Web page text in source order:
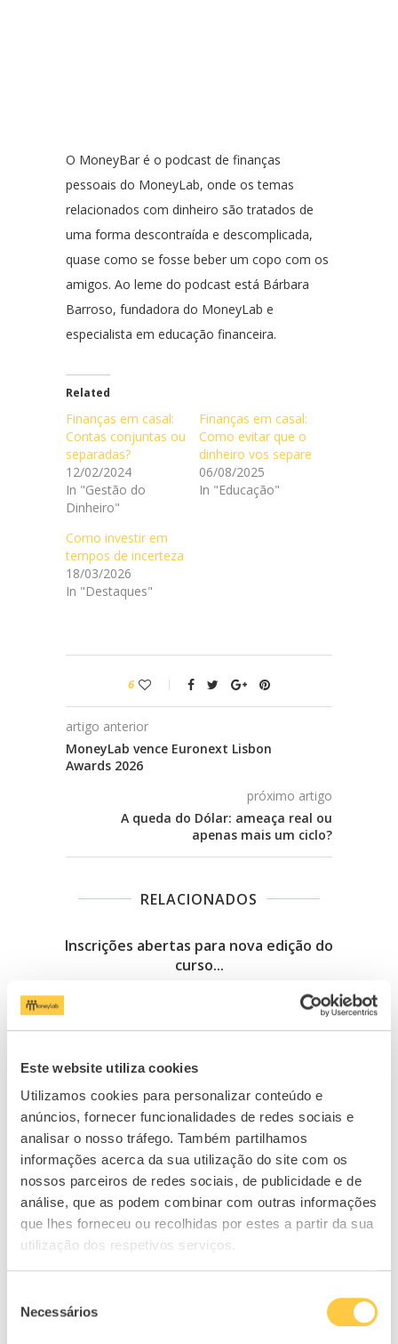
Este website utiliza cookies
Utilizamos cookies para personalizar conteúdo e
anúncios, fornecer funcionalidades de redes sociais e
analisar o nosso tráfego. Também partilhamos
informações acerca da sua utilização do site com os
nossos parceiros de redes sociais, de publicidade e de
análise, que as podem combinar com outras informações
que lhes forneceu ou recolhidas por estes a partir da sua
utilização dos respetivos serviços.
Necessários
O MoneyBar é o podcast de finanças
pessoais do MoneyLab, onde os temas
relacionados com dinheiro são tratados de
uma forma descontraída e descomplicada,
quase como se fosse beber um copo com os
amigos. Ao leme do podcast está Bárbara
Barroso, fundadora do MoneyLab e
especialista em educação financeira.
Related
Finanças em casal:
Contas conjuntas ou
separadas?
12/02/2024
In "Gestão do
Dinheiro"
Finanças em casal:
Como evitar que o
dinheiro vos separe
06/08/2025
In "Educação"
Como investir em
tempos de incerteza
18/03/2026
In "Destaques"
6
artigo anterior
MoneyLab vence Euronext Lisbon
Awards 2026
próximo artigo
A queda do Dólar: ameaça real ou
apenas mais um ciclo?
RELACIONADOS
Inscrições abertas para nova edição do
curso...